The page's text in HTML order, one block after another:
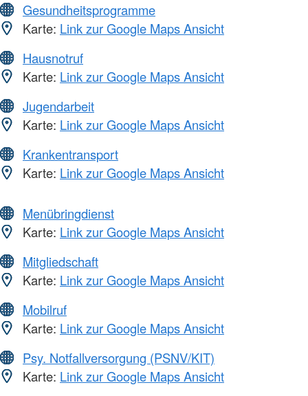
Gesundheitsprogramme
Karte: Link zur Google Maps Ansicht
Hausnotruf
Karte: Link zur Google Maps Ansicht
Jugendarbeit
Karte: Link zur Google Maps Ansicht
Krankentransport
Karte: Link zur Google Maps Ansicht
Menübringdienst
Karte: Link zur Google Maps Ansicht
Mitgliedschaft
Karte: Link zur Google Maps Ansicht
Mobilruf
Karte: Link zur Google Maps Ansicht
Psy. Notfallversorgung (PSNV/KIT)
Karte: Link zur Google Maps Ansicht